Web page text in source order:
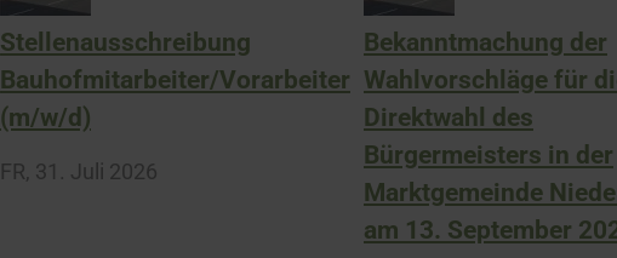
Stellenausschreibung
Bauhofmitarbeiter/Vorarbeiter
(m/w/d)
FR, 31. Juli 2026
Bekanntmachung der
Wahlvorschläge für
Direktwahl des
Bürgermeisters in der
Marktgemeinde
am 13. September